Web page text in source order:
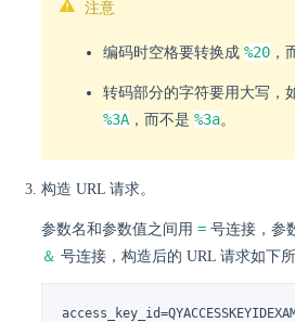
注意
编码时空格要转换成 %20 ，
转码部分的字符要用大写，
%3A ，而不是 %3a。
构造 URL 请求。
参数名和参数值之间用 = 号连接，参
＆ 号连接，构造后的 URL 请求如下所